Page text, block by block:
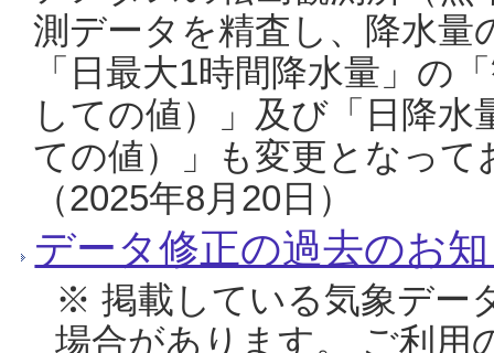
測データを精査し、降水
「日最大1時間降水量」の
しての値）」及び「日降
ての値）」も変更となっ
（2025年8月20日）
データ修正の過去のお
※ 掲載している気象デー
場合があります。 ご利用